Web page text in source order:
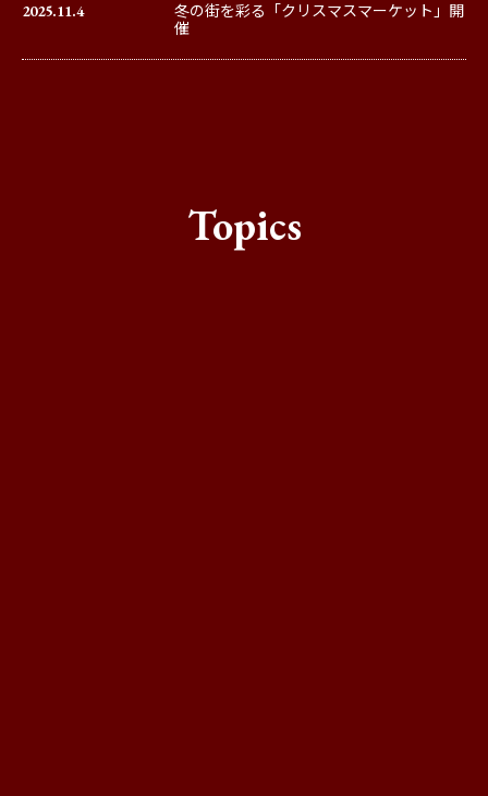
2025.11.4
冬の街を彩る「クリスマスマーケット」開
催
Topics